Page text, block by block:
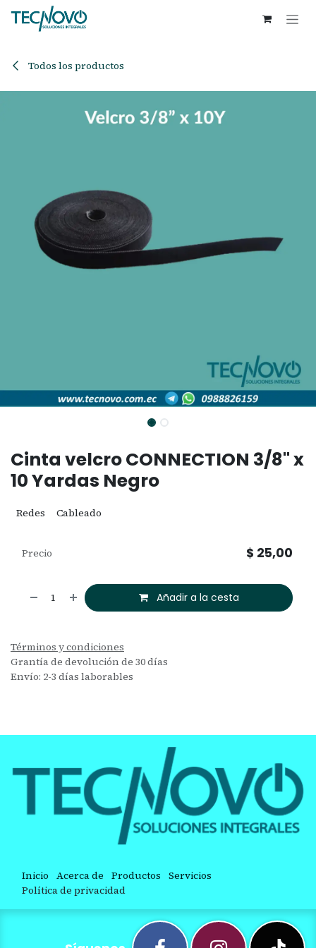
Ir al contenido
Todos los productos
Cinta velcro CONNECTION 3/8" x
10 Yardas Negro
Redes Cableado
Añadir a la cesta
Precio $ 25,00
Términos y condiciones
Grantía de devolución de 30 días
Envío: 2-3 días laborables
Inicio Acerca de Productos Servicios
Política de privacidad